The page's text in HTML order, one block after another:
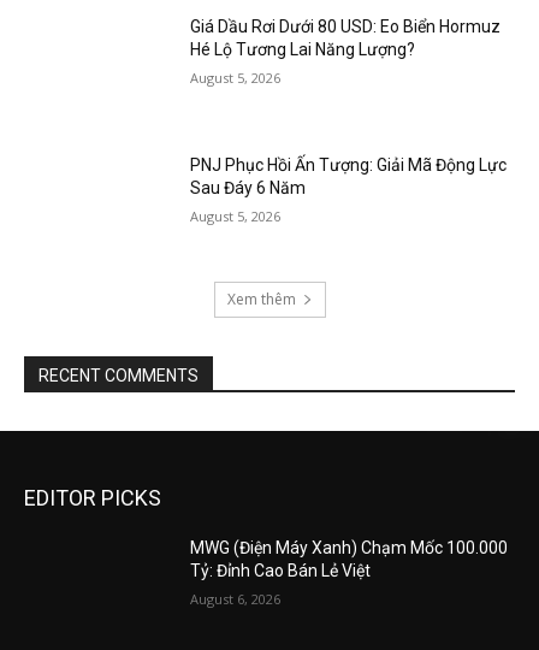
Giá Dầu Rơi Dưới 80 USD: Eo Biển Hormuz
Hé Lộ Tương Lai Năng Lượng?
August 5, 2026
PNJ Phục Hồi Ấn Tượng: Giải Mã Động Lực
Sau Đáy 6 Năm
August 5, 2026
Xem thêm
RECENT COMMENTS
EDITOR PICKS
MWG (Điện Máy Xanh) Chạm Mốc 100.000
Tỷ: Đỉnh Cao Bán Lẻ Việt
August 6, 2026